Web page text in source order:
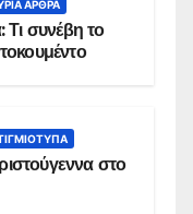
ΑΡΘΡΑ
Τι συνέβη το
και ο χάρτης ντοκουμέντο
στο